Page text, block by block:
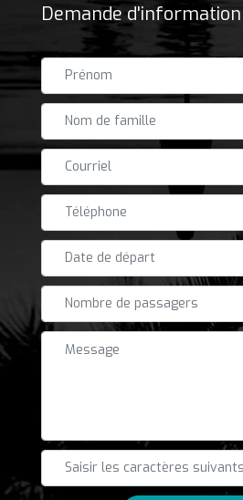
Demande d'information